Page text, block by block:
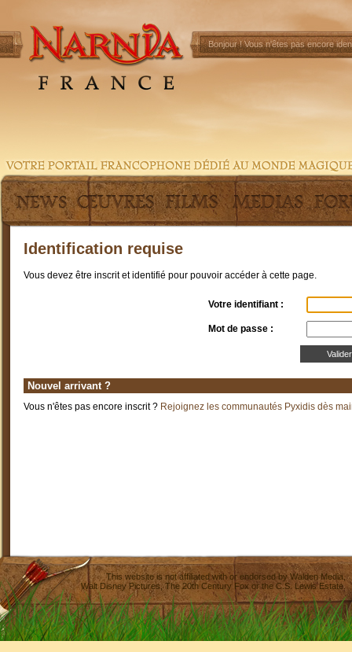
Bonjour !Vous n'êtes pas encore
Identification requise
Vous devez être inscrit et identifié pour pouvoir accéder à cette page.
Votre identifiant :
Mot de passe :
Nouvel arrivant ?
Vous n'êtes pas encore inscrit ? Rejoignez les communautés Pyxidis dès
This website is not affiliated with or endorsed byWalden Media
Walt Disney Pictures,The 20th Century Fox or the C.S. Lewis Estate.